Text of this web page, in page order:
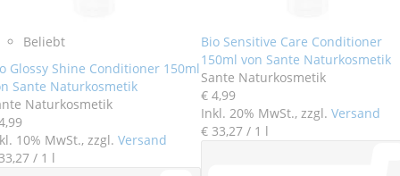
Beliebt
Glossy Shine Conditioner 150ml
Sante Naturkosmetik
Naturkosmetik
,99
10% MwSt., zzgl. Versand
,27 / 1 l
Bio Sensitive Care Conditioner
150ml von Sante Naturkosmetik
Sante Naturkosmetik
€ 4,99
Inkl. 20% MwSt., zzgl. Versand
€ 33,27 / 1 l